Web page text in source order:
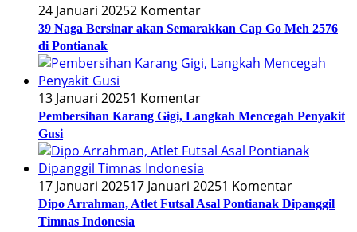
24 Januari 20252 Komentar
39 Naga Bersinar akan Semarakkan Cap Go Meh 2576
di Pontianak
13 Januari 20251 Komentar
Pembersihan Karang Gigi, Langkah Mencegah Penyakit
Gusi
17 Januari 202517 Januari 20251 Komentar
Dipo Arrahman, Atlet Futsal Asal Pontianak Dipanggil
Timnas Indonesia